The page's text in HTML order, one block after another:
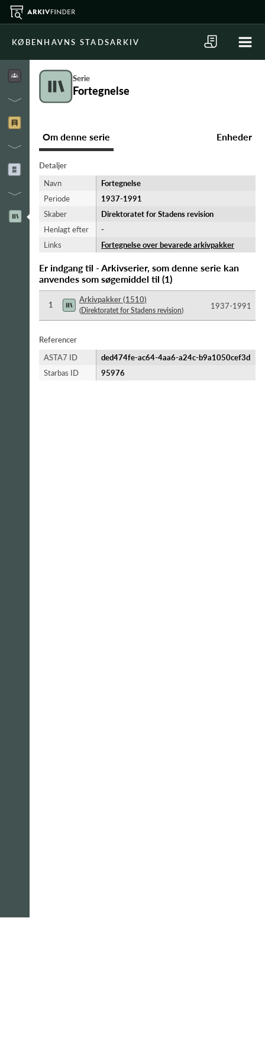
KØBENHAVNS STADSARKIV
Serie
Fortegnelse
Om denne serie Enheder
Detaljer
Navn
Fortegnelse
Periode
1937-​1991
Skaber
Direktoratet for Stadens revision
Henlagt efter
-
Links
Fortegnelse over bevarede arkivpakker
Er indgang til - Arkivserier, som denne serie kan
anvendes som søgemiddel til (1)
1
Arkivpakker(1510)
(Direktoratet for Stadens revision) 1937-​1991
Referencer
ASTA7 ID
ded474fe-ac64-4aa6-a24c-b9a1050cef3d
Starbas ID
95976